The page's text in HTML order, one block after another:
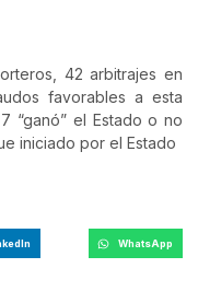
42 arbitrajes en
favorables a esta
“ganó” el Estado o no
iniciado por el Estado
WhatsApp